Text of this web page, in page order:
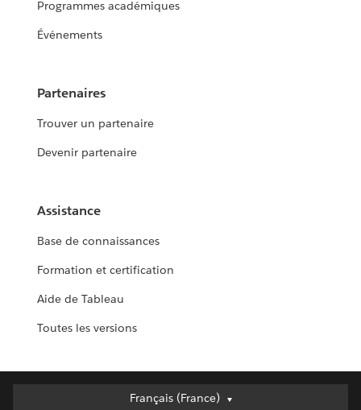
Programmes académiques
Événements
Partenaires
Trouver un partenaire
Devenir partenaire
Assistance
Base de connaissances
Formation et certification
Aide de Tableau
Toutes les versions
Français (France)
Français (France)